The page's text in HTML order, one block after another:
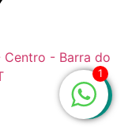
Centro - Barra do
1